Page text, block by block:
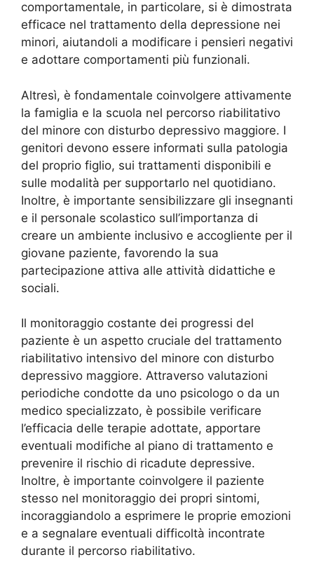
comportamentale, in particolare, si è dimostrata
efficace nel trattamento della depressione nei
minori, aiutandoli a modificare i pensieri negativi
e adottare comportamenti più funzionali.
Altresì, è fondamentale coinvolgere attivamente
la famiglia e la scuola nel percorso riabilitativo
del minore con disturbo depressivo maggiore. I
genitori devono essere informati sulla patologia
del proprio figlio, sui trattamenti disponibili e
sulle modalità per supportarlo nel quotidiano.
Inoltre, è importante sensibilizzare gli insegnanti
e il personale scolastico sull’importanza di
creare un ambiente inclusivo e accogliente per il
giovane paziente, favorendo la sua
partecipazione attiva alle attività didattiche e
sociali.
Il monitoraggio costante dei progressi del
paziente è un aspetto cruciale del trattamento
riabilitativo intensivo del minore con disturbo
depressivo maggiore. Attraverso valutazioni
periodiche condotte da uno psicologo o da un
medico specializzato, è possibile verificare
l’efficacia delle terapie adottate, apportare
eventuali modifiche al piano di trattamento e
prevenire il rischio di ricadute depressive.
Inoltre, è importante coinvolgere il paziente
stesso nel monitoraggio dei propri sintomi,
incoraggiandolo a esprimere le proprie emozioni
e a segnalare eventuali difficoltà incontrate
durante il percorso riabilitativo.